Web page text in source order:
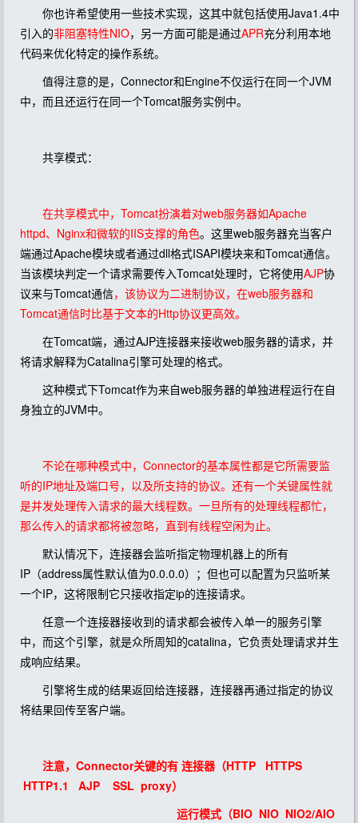
你也许希望使用一些技术实现，这其中就包括使用Java1.4中
引入的非阻塞特性NIO，另一方面可能是通过APR充分利用本地
代码来优化特定的操作系统。
值得注意的是，Connector和Engine不仅运行在同一个JVM
中，而且还运行在同一个Tomcat服务实例中。
共享模式：
在共享模式中，Tomcat扮演着对web服务器如Apache
httpd、Nginx和微软的IIS支撑的角色。这里web服务器充当客户
端通过Apache模块或者通过dll格式ISAPI模块来和Tomcat通信。
当该模块判定一个请求需要传入Tomcat处理时，它将使用AJP协
议来与Tomcat通信，该协议为二进制协议，在web服务器和
Tomcat通信时比基于文本的Http协议更高效。
在Tomcat端，通过AJP连接器来接收web服务器的请求，并
将请求解释为Catalina引擎可处理的格式。
这种模式下Tomcat作为来自web服务器的单独进程运行在自
身独立的JVM中。
不论在哪种模式中，Connector的基本属性都是它所需要监
听的IP地址及端口号，以及所支持的协议。还有一个关键属性就
是并发处理传入请求的最大线程数。一旦所有的处理线程都忙，
那么传入的请求都将被忽略，直到有线程空闲为止。
默认情况下，连接器会监听指定物理机器上的所有
IP（address属性默认值为0.0.0.0）；但也可以配置为只监听某
一个IP，这将限制它只接收指定ip的连接请求。
任意一个连接器接收到的请求都会被传入单一的服务引擎
中，而这个引擎，就是众所周知的catalina，它负责处理请求并生
成响应结果。
引擎将生成的结果返回给连接器，连接器再通过指定的协议
将结果回传至客户端。
注意，Connector关键的有 连接器（HTTP HTTPS
HTTP1.1 AJP SSL proxy）
运行模式（BIO NIO NIO2/AIO